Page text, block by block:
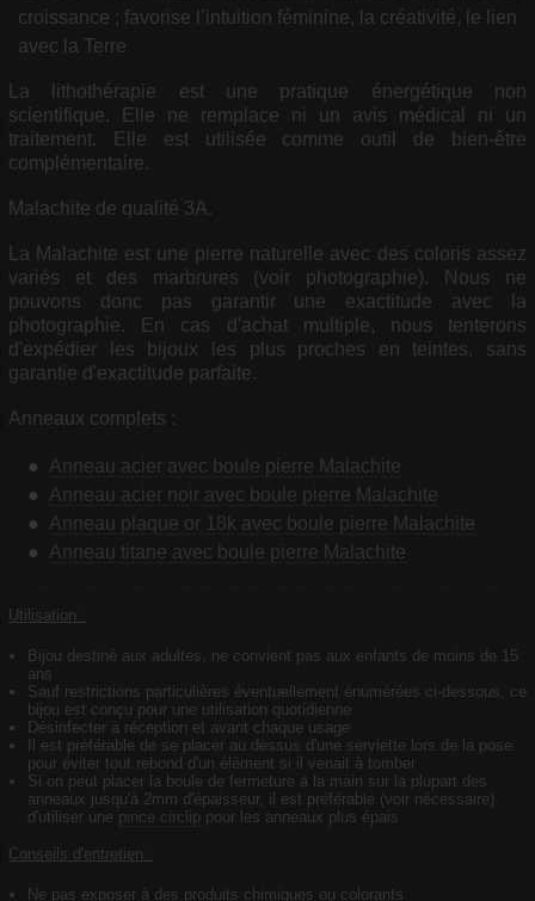
croissance ; favorise l’intuition féminine, la créativité, le lien
avec la Terre
La lithothérapie est une pratique énergétique non
scientifique. Elle ne remplace ni un avis médical ni un
traitement. Elle est utilisée comme outil de bien-être
complémentaire.
Malachite de qualité 3A.
La Malachite est une pierre naturelle avec des coloris assez
variés et des marbrures (voir photographie). Nous ne
pouvons donc pas garantir une exactitude avec la
photographie. En cas d'achat multiple, nous tenterons
d'expédier les bijoux les plus proches en teintes, sans
garantie d'exactitude parfaite.
Anneaux complets :
Anneau acier avec boule pierre Malachite
Anneau acier noir avec boule pierre Malachite
Anneau plaque or 18k avec boule pierre Malachite
Anneau titane avec boule pierre Malachite
Utilisation :
Bijou destiné aux adultes, ne convient pas aux enfants de moins de 15
ans
Sauf restrictions particulières éventuellement énumérées ci-dessous, ce
bijou est conçu pour une utilisation quotidienne
Désinfecter à réception et avant chaque usage
Il est préférable de se placer au dessus d'une serviette lors de la pose
pour éviter tout rebond d'un élément si il venait à tomber
Si on peut placer la boule de fermeture à la main sur la plupart des
anneaux jusqu'à 2mm d'épaisseur, il est préférable (voir nécessaire)
d'utiliser une pince circlip pour les anneaux plus épais
Conseils d'entretien :
Ne pas exposer à des produits chimiques ou colorants